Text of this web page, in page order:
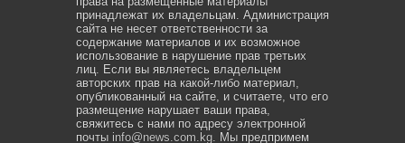
принадлежат их владельцам. Администрация
сайта не несет ответственности за
содержание материалов и их возможное
использование в нарушение прав третьих
лиц. Если вы являетесь владельцем
авторских прав на какой-либо материал,
опубликованный на сайте, и считаете, что его
размещение нарушает ваши права,
свяжитесь с нами по адресу электронной
почты info@news.com.kg . Мы предпримем